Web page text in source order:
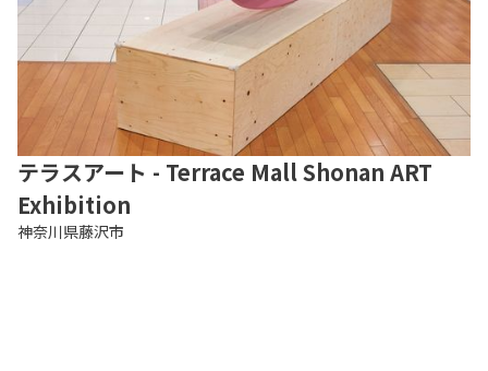
テラスアート - Terrace Mall Shonan ART
Exhibition
神奈川県藤沢市